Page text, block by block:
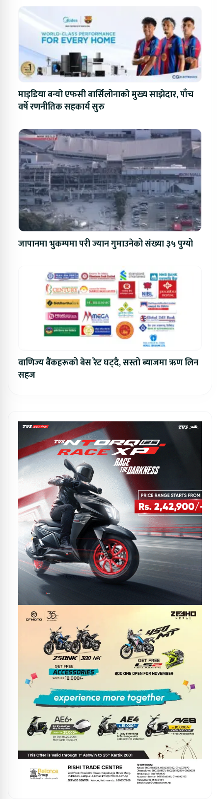
माइडिया बन्यो एफसी बार्सिलोनाको मुख्य साझेदार, पाँच
वर्षे रणनीतिक सहकार्य सुरु
जापानमा भुकम्पमा परी ज्यान गुमाउनेको संख्या ३५ पुग्यो
वाणिज्य बैंकहरूको बेस रेट घट्दै, सस्तो ब्याजमा ऋण लिन
सहज